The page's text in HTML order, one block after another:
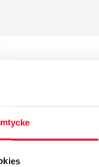
bil?
se om det däck
skall sättas på
så att däck
ha bytts ut under
hade ut från fabrik.